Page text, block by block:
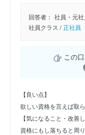
回答者： 社員・元
社員クラス / 正社員
この口
【良い点】
欲しい資格を言えば取
【気になること・改善
資格にもし落ちると周